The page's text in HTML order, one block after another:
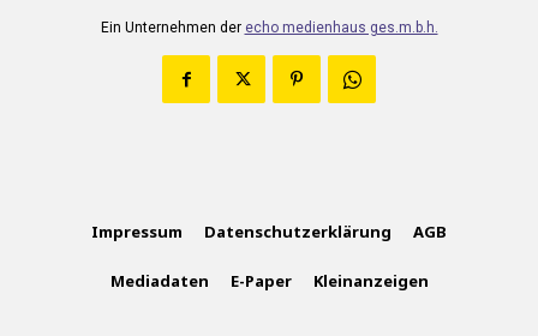
Ein Unternehmen der echo medienhaus ges.m.b.h.
Impressum Datenschutzerklärung AGB
Mediadaten E-Paper Kleinanzeigen